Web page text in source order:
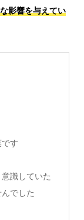
影響を与えてい
す
識していた
でした